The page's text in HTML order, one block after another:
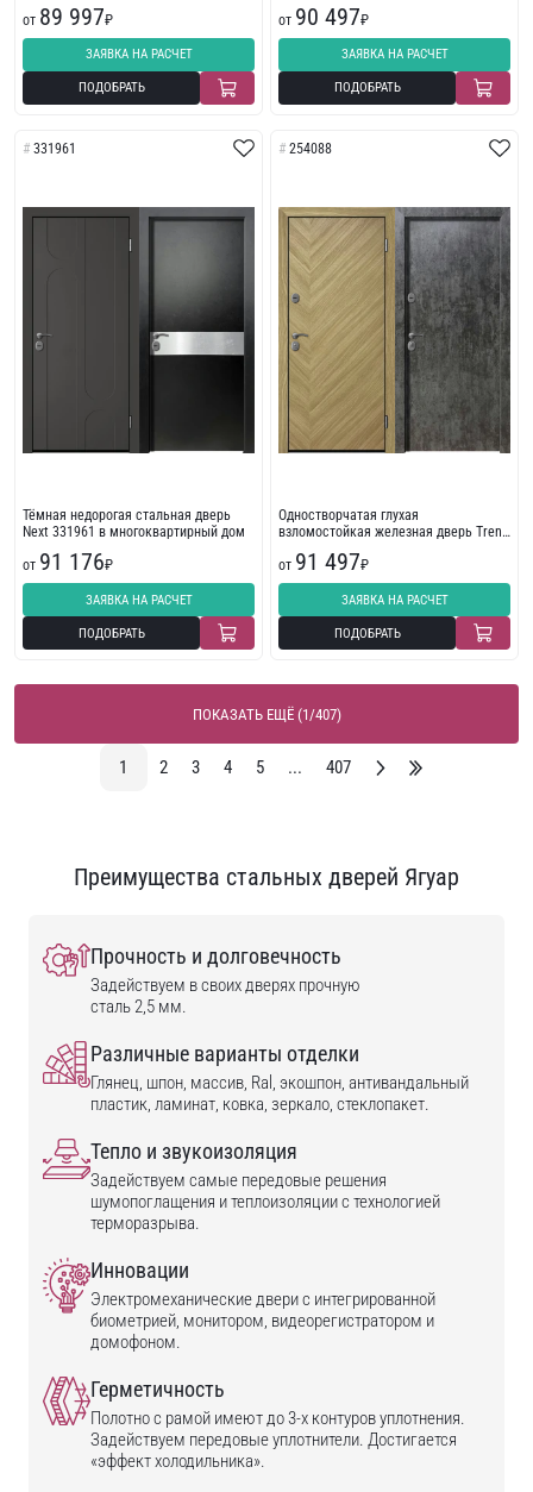
от 89 997₽
ЗАЯВКА НА РАСЧЕТ
ПОДОБРАТЬ
от 90 497₽
ЗАЯВКА НА РАСЧЕТ
ПОДОБРАТЬ
331961
Тёмная недорогая стальная дверь
Next 331961 в многоквартирный дом
от 91 176₽
ЗАЯВКА НА РАСЧЕТ
ПОДОБРАТЬ
254088
Одностворчатая глухая
взломостойкая железная дверь Trend
от 91 497₽
ЗАЯВКА НА РАСЧЕТ
ПОДОБРАТЬ
ПОКАЗАТЬ ЕЩЁ (1/407)
1 2 3 4 5 ... 407
Преимущества стальных дверей Ягуар
Прочность и долговечность
Задействуем в своих дверях прочную
сталь 2,5 мм.
Различные варианты отделки
Глянец, шпон, массив, Ral, экошпон, антивандальный
пластик, ламинат, ковка, зеркало, стеклопакет.
Тепло и звукоизоляция
Задействуем самые передовые решения
шумопоглащения и теплоизоляции с технологией
терморазрыва.
Инновации
Электромеханические двери с интегрированной
биометрией, монитором, видеорегистратором и
домофоном.
Герметичность
Полотно с рамой имеют до 3-х контуров уплотнения.
Задействуем передовые уплотнители. Достигается
«эффект холодильника».